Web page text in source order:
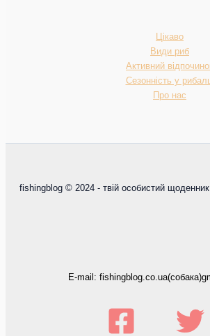
Цікаво
Види риб
Активний
Сезонність у
Про нас
fishingblog © 2024 - твій особистий щоденник
E-mail: